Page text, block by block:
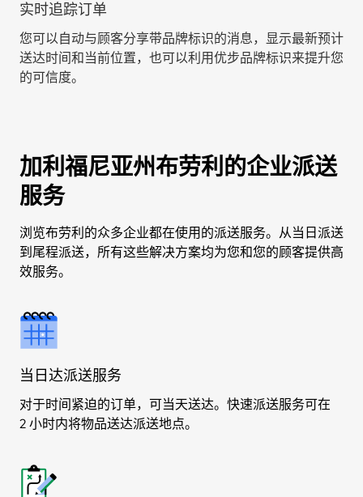
实时追踪订单
您可以自动与顾客分享带品牌标识的消息，显示最新预计
送达时间和当前位置，也可以利用优步品牌标识来提升您
的可信度。
加利福尼亚州布劳利的企业派送
服务
浏览布劳利的众多企业都在使用的派送服务。从当日派送
到尾程派送，所有这些解决方案均为您和您的顾客提供高
效服务。
当日达派送服务
对于时间紧迫的订单，可当天送达。快速派送服务可在
2 小时内将物品送达派送地点。